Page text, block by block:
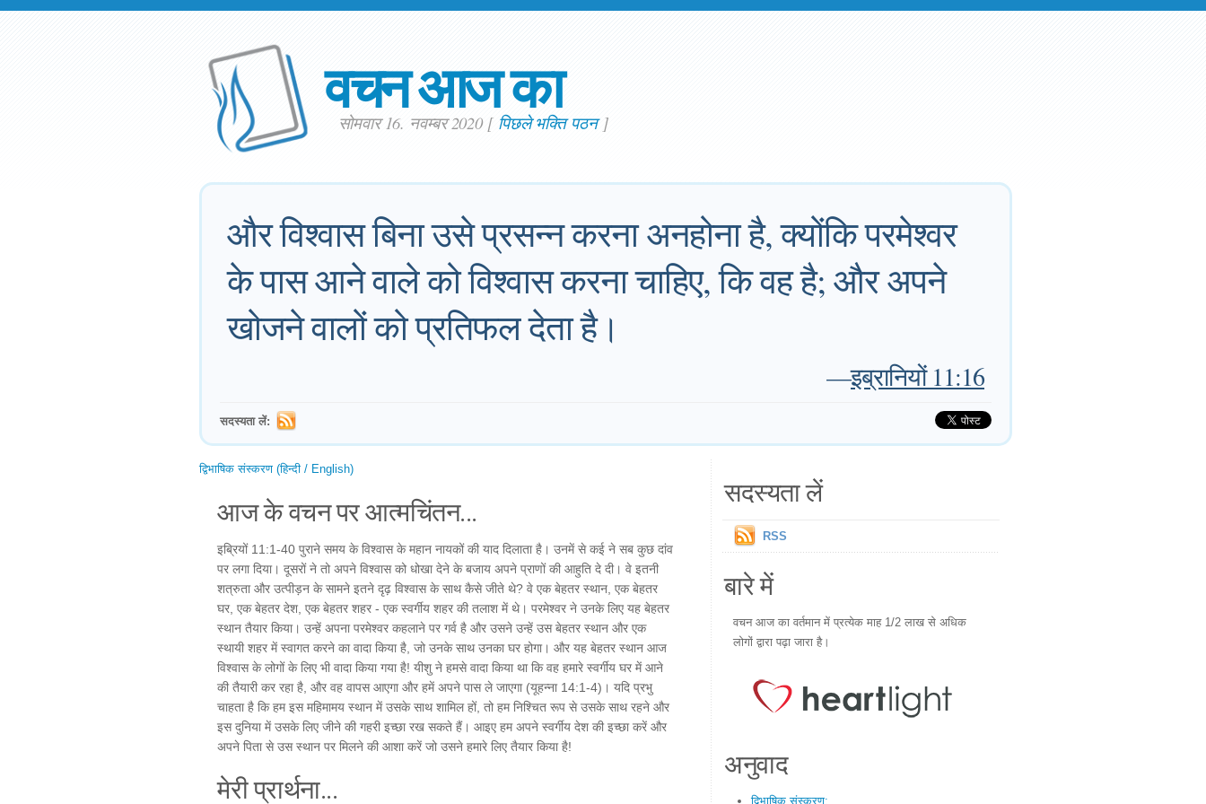
वचन आज का
सोमवार 16. नवम्बर 2020 [ पिछले भक्ति पठन]
और विश्वास बिना उसे प्रसन्न करना अनहोना है, क्योंकि परमेश्वर
के पास आने वाले को विश्वास करना चाहिए, कि वह है; और अपने
खोजने वालों को प्रतिफल देता है।
—इब्रानियों 11:16
सदस्यता लें:
द्विभाषिक संस्करण (हिन्दी / English)
आज के वचन पर आत्मचिंतन...
इब्रियों 11:1-40 पुराने समय के विश्वास के महान नायकों की याद दिलाता है। उनमें से कई ने सब कुछ दांव
पर लगा दिया। दूसरों ने तो अपने विश्वास को धोखा देने के बजाय अपने प्राणों की आहुति दे दी। वे इतनी
शत्रुता और उत्पीड़न के सामने इतने दृढ़ विश्वास के साथ कैसे जीते थे? वे एक बेहतर स्थान, एक बेहतर
घर, एक बेहतर देश, एक बेहतर शहर - एक स्वर्गीय शहर की तलाश में थे। परमेश्वर ने उनके लिए यह बेहतर
स्थान तैयार किया। उन्हें अपना परमेश्वर कहलाने पर गर्व है और उसने उन्हें उस बेहतर स्थान और एक
स्थायी शहर में स्वागत करने का वादा किया है, जो उनके साथ उनका घर होगा। और यह बेहतर स्थान आज
विश्वास के लोगों के लिए भी वादा किया गया है! यीशु ने हमसे वादा किया था कि वह हमारे स्वर्गीय घर में आने
की तैयारी कर रहा है, और वह वापस आएगा और हमें अपने पास ले जाएगा (यूहन्ना 14:1-4)। यदि प्रभु
चाहता है कि हम इस महिमामय स्थान में उसके साथ शामिल हों, तो हम निश्चित रूप से उसके साथ रहने और
इस दुनिया में उसके लिए जीने की गहरी इच्छा रख सकते हैं। आइए हम अपने स्वर्गीय देश की इच्छा करें और
अपने पिता से उस स्थान पर मिलने की आशा करें जो उसने हमारे लिए तैयार किया है!
मेरी प्रार्थना...
सदस्यता लें
RSS
बारे में
वचन आज का वर्तमान में प्रत्येक माह 1/2 लाख से अधिक
लोगों द्वारा पढ़ा जारा है।
अनुवाद
द्विभाषिक संस्करण: